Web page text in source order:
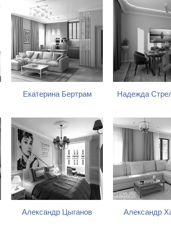
Екатерина Бертрам Надежда
Александр Цыганов Александр